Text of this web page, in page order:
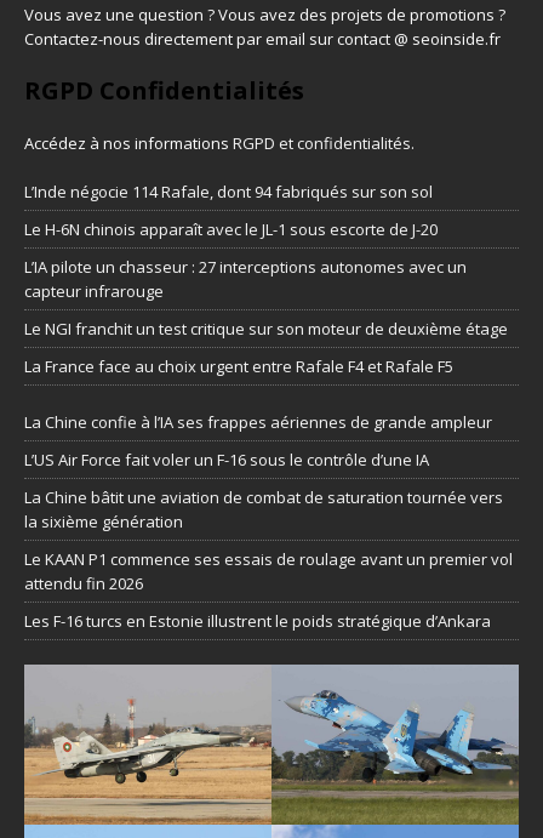
Vous avez une question ? Vous avez des projets de promotions ?
Contactez-nous directement par email sur contact @ seoinside.fr
RGPD Confidentialités
Accédez à nos informations RGPD et confidentialités.
L’Inde négocie 114 Rafale, dont 94 fabriqués sur son sol
Le H-6N chinois apparaît avec le JL-1 sous escorte de J-20
L’IA pilote un chasseur : 27 interceptions autonomes avec un
capteur infrarouge
Le NGI franchit un test critique sur son moteur de deuxième étage
La France face au choix urgent entre Rafale F4 et Rafale F5
La Chine confie à l’IA ses frappes aériennes de grande ampleur
L’US Air Force fait voler un F-16 sous le contrôle d’une IA
La Chine bâtit une aviation de combat de saturation tournée vers
la sixième génération
Le KAAN P1 commence ses essais de roulage avant un premier vol
attendu fin 2026
Les F-16 turcs en Estonie illustrent le poids stratégique d’Ankara